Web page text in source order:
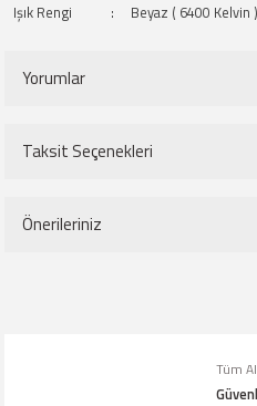
Işık Rengi : Beyaz ( 6400 Kelvin )
Yorumlar
Taksit Seçenekleri
Önerileriniz
Görüş ve önerileriniz için teşekkürTüm